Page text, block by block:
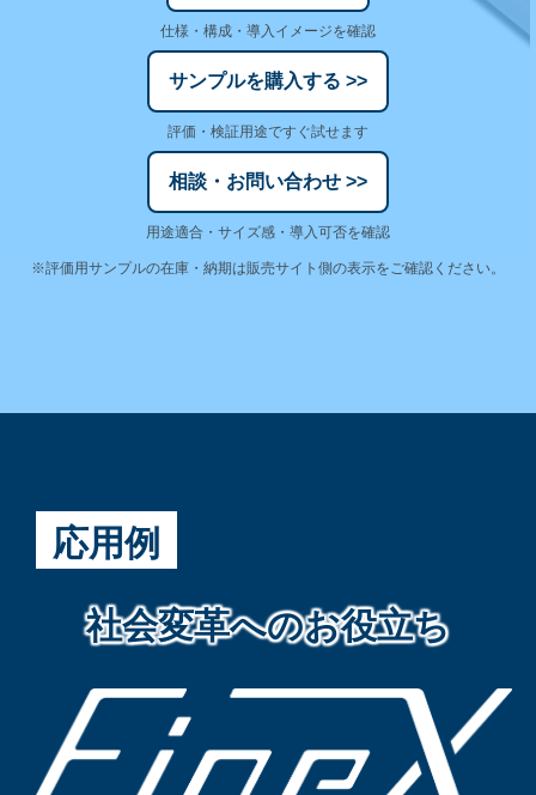
仕様・構成・導入イメージを確認
サンプルを購入する >>
評価・検証用途ですぐ試せます
相談・お問い合わせ >>
用途適合・サイズ感・導入可否を確認
※評価用サンプルの在庫・納期は販売サイト側の表示をご確認ください。
応用例
社会変革へのお役立ち